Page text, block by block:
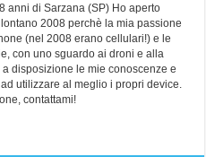
anni di Sarzana (SP) Ho aperto
2008 perchè la mia passione
(nel 2008 erano cellulari!) e le
con uno sguardo ai droni e alla
a disposizione le mie conoscenze e
utilizzare al meglio i propri device.
contattami!